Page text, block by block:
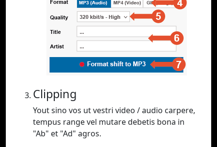
Clipping
Yout sino vos ut vestri video / audio carpere,
tempus range vel mutare debetis bona in
"Ab" et "Ad" agros.